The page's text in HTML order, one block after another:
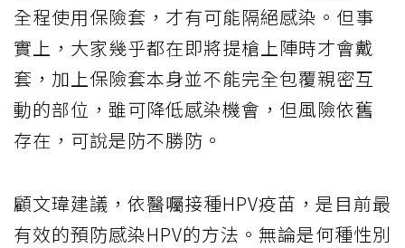
全程使用保險套，才有可能隔絕感染。但事
實上，大家幾乎都在即將提槍上陣時才會戴
套，加上保險套本身並不能完全包覆親密互
動的部位，雖可降低感染機會，但風險依舊
存在，可說是防不勝防。
顧文瑋建議，依醫囑接種HPV疫苗，是目前最
有效的預防感染HPV的方法。無論是何種性別